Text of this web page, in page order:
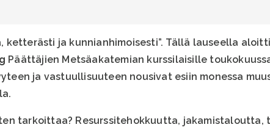
ketterästi ja kunnianhimoisesti”. Tällä lauseella
Päättäjien Metsäakatemian kurssilaisille
ja vastuullisuuteen nousivat esiin monessa
tarkoittaa? Resurssitehokkuutta,